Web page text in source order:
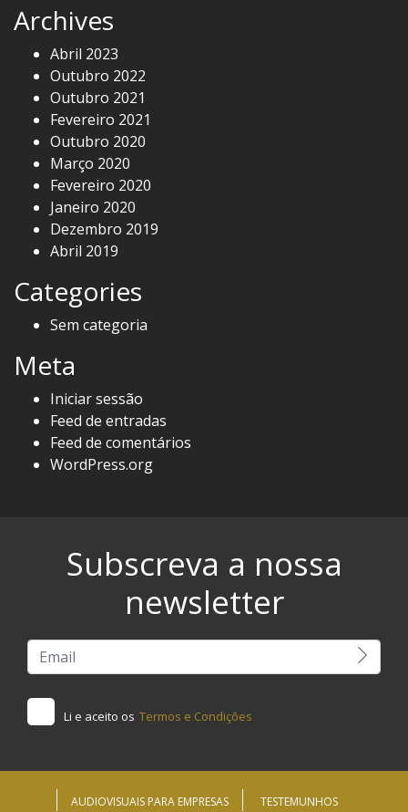
Archives
Abril 2023
Outubro 2022
Outubro 2021
Fevereiro 2021
Outubro 2020
Março 2020
Fevereiro 2020
Janeiro 2020
Dezembro 2019
Abril 2019
Categories
Sem categoria
Meta
Iniciar sessão
Feed de entradas
Feed de comentários
WordPress.org
Subscreva a nossa
newsletter
Li e aceito os Termos e Condições
AUDIOVISUAIS PARA EMPRESAS TESTEMUNHOS